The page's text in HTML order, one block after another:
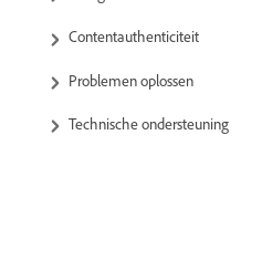
Contentauthenticiteit
Problemen oplossen
Technische ondersteuning